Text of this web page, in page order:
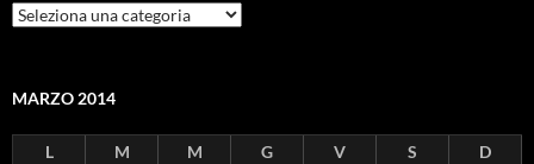
Categorie
MARZO 2014
L M M G V S
D